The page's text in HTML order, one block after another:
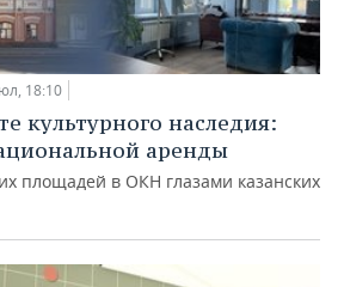
18:10
культурного наследия:
аренды
площадей в ОКН глазами казанских